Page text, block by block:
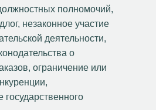
полномочий,
незаконное участие
деятельности,
о
ограничение или
государственного